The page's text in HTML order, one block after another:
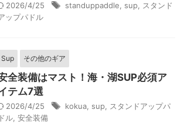
2026/4/25 standuppaddle sup
スタンド
ップパドル
Sup その他のギア
全装備はマスト！海・湖SUP必須ア
テム7選
2026/4/25 kokua sup
スタンドアップパ
ドル 安全装備